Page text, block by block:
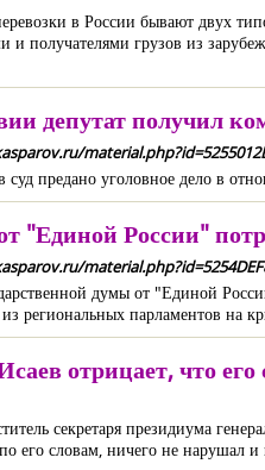
в России бывают двух
и получателями грузов из
депутат получил
предано уголовное дело в
"Единой России"
думы от "Единой
региональных парламентов на
отрицает, что
секретаря президиума
его словам, ничего не нарушал